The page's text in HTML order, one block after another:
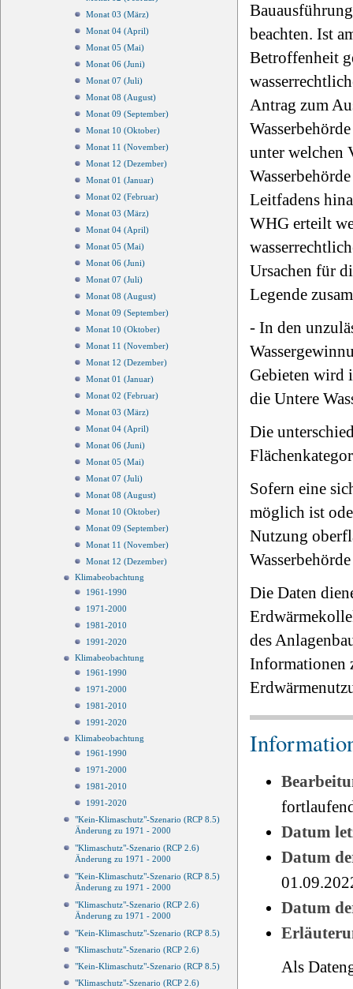
Monat 03 (März)
Monat 04 (April)
Monat 05 (Mai)
Monat 06 (Juni)
Monat 07 (Juli)
Monat 08 (August)
Monat 09 (September)
Monat 10 (Oktober)
Monat 11 (November)
Monat 12 (Dezember)
Monat 01 (Januar)
Monat 02 (Februar)
Monat 03 (März)
Monat 04 (April)
Monat 05 (Mai)
Monat 06 (Juni)
Monat 07 (Juli)
Monat 08 (August)
Monat 09 (September)
Monat 10 (Oktober)
Monat 11 (November)
Monat 12 (Dezember)
Monat 01 (Januar)
Monat 02 (Februar)
Monat 03 (März)
Monat 04 (April)
Monat 06 (Juni)
Monat 05 (Mai)
Monat 07 (Juli)
Monat 08 (August)
Monat 10 (Oktober)
Monat 09 (September)
Monat 11 (November)
Monat 12 (Dezember)
Klimabeobachtung
1961-1990
1971-2000
1981-2010
1991-2020
Klimabeobachtung
1961-1990
1971-2000
1981-2010
1991-2020
Klimabeobachtung
1961-1990
1971-2000
1981-2010
1991-2020
"Kein-Klimaschutz"-Szenario (RCP 8.5)
Änderung zu 1971 - 2000
"Klimaschutz"-Szenario (RCP 2.6)
Änderung zu 1971 - 2000
"Kein-Klimaschutz"-Szenario (RCP 8.5)
Änderung zu 1971 - 2000
"Klimaschutz"-Szenario (RCP 2.6)
Änderung zu 1971 - 2000
"Kein-Klimaschutz"-Szenario (RCP 8.5)
"Klimaschutz"-Szenario (RCP 2.6)
"Kein-Klimaschutz"-Szenario (RCP 8.5)
"Klimaschutz"-Szenario (RCP 2.6)
beachten. Ist
Betroffenheit
Antrag zum
unter welchen
Leitfadens
WHG erteilt
Ursachen für
Legende
- In den
Gebieten wird
die Untere
Die
Sofern eine
möglich ist
Nutzung
Die Daten
des
Informationen
Datum
Datum
Datum
Als